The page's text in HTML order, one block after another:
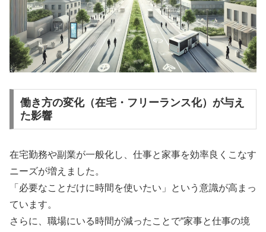
働き方の変化（在宅・フリーランス化）が与え
た影響
在宅勤務や副業が一般化し、仕事と家事を効率良くこなす
ニーズが増えました。
「必要なことだけに時間を使いたい」という意識が高まっ
ています。
さらに、職場にいる時間が減ったことで“家事と仕事の境